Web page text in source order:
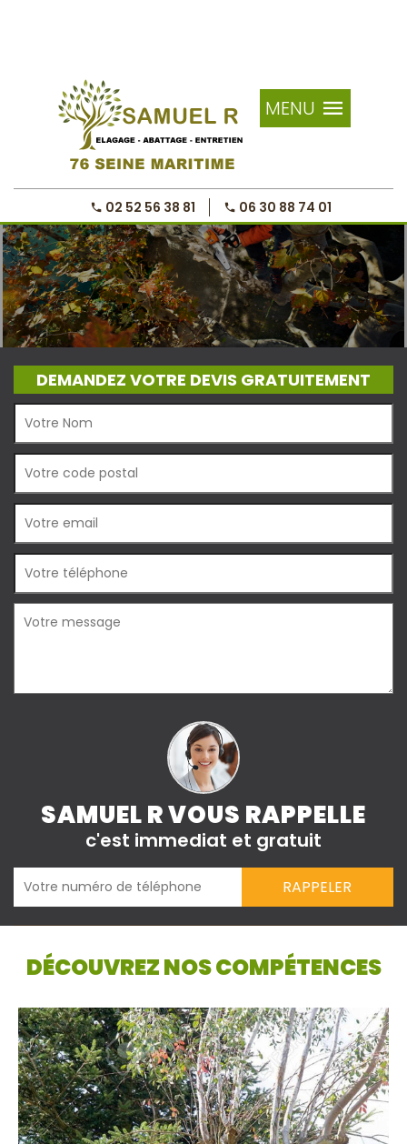
MENU
02 52 56 38 81 06 30 88 74 01
DEMANDEZ VOTRE DEVIS GRATUITEMENT
SAMUEL R VOUS RAPPELLE
c'est immediat et gratuit
DÉCOUVREZ NOS COMPÉTENCES